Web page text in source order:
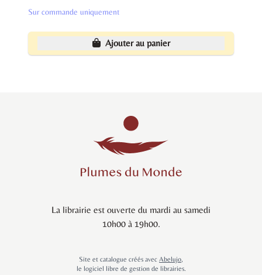
Sur commande uniquement
Ajouter au panier
La librairie est ouverte du mardi au samedi
10h00 à 19h00.
Site et catalogue créés avec Abelujo,
le logiciel libre de gestion de librairies.